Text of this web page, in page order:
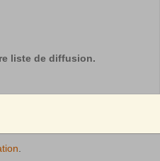
liste de diffusion.
.